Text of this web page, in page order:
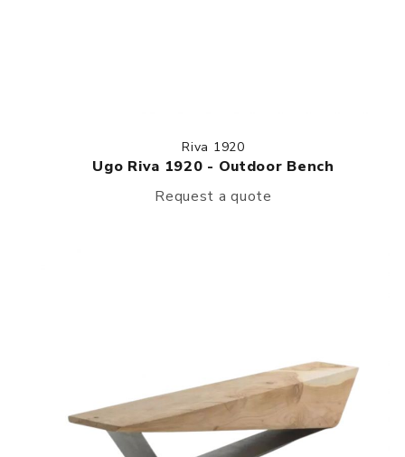
Riva 1920
Ugo Riva 1920 - Outdoor Bench
Request a quote